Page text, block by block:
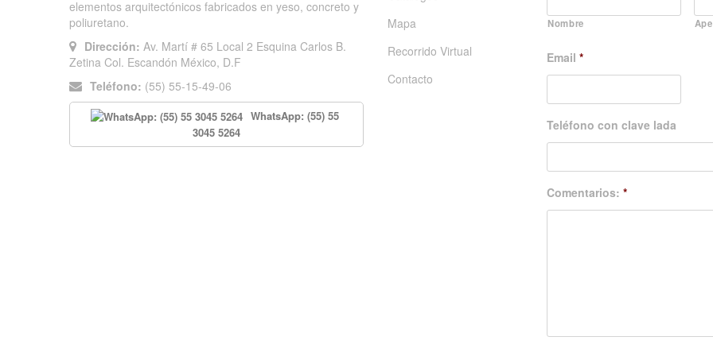
elementos arquitectónicos fabricados en yeso, concreto y
poliuretano.
Dirección: Av. Martí # 65 Local 2 Esquina Carlos B.
Zetina Col. Escandón México, D.F
Teléfono: (55) 55-15-49-06
WhatsApp: (55) 55
3045 5264
Mapa
Recorrido Virtual
Contacto
Nombre
Email *
Teléfono con clave lada
Comentarios: *